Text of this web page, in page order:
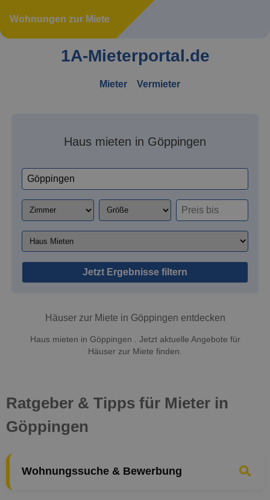
Wohnungen zur Miete
1A-Mieterportal.de
Mieter Vermieter
Haus mieten in Göppingen
Jetzt Ergebnisse filtern
Häuser zur Miete in Göppingen entdecken
Haus mieten in Göppingen . Jetzt aktuelle Angebote für
Häuser zur Miete finden.
Ratgeber & Tipps für Mieter in
Göppingen
Wohnungssuche & Bewerbung